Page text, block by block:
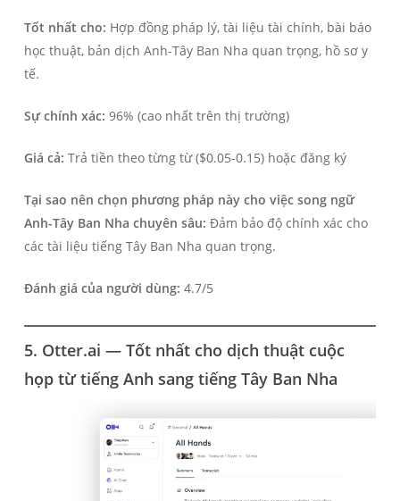
Tốt nhất cho: Hợp đồng pháp lý, tài liệu tài chính, bài báo
học thuật, bản dịch Anh-Tây Ban Nha quan trọng, hồ sơ y
tế.
Sự chính xác: 96% (cao nhất trên thị trường)
Giá cả: Trả tiền theo từng từ ($0.05-0.15) hoặc đăng ký
Tại sao nên chọn phương pháp này cho việc song ngữ
Anh-Tây Ban Nha chuyên sâu: Đảm bảo độ chính xác cho
các tài liệu tiếng Tây Ban Nha quan trọng.
Đánh giá của người dùng: 4.7/5
5. Otter.ai — Tốt nhất cho dịch thuật cuộc
họp từ tiếng Anh sang tiếng Tây Ban Nha